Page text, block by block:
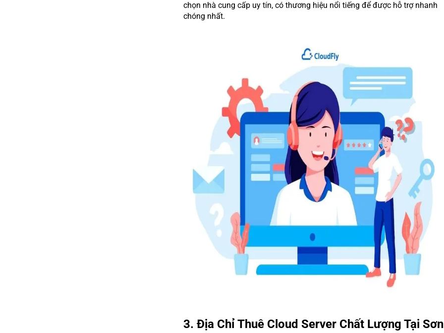
chọn nhà cung cấp uy tín, có thương hiệu nổi tiếng để được hỗ trợ nhanh
chóng nhất.
3. Địa Chỉ Thuê Cloud Server Chất Lượng Tại Sơn